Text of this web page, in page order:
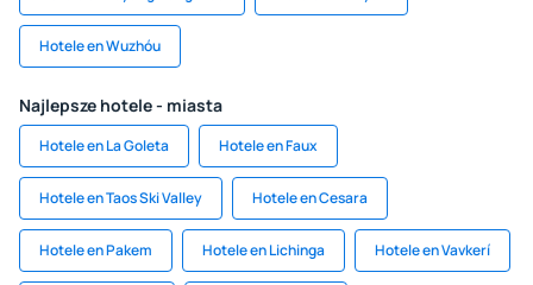
Hotele en Wuzhóu
Najlepsze hotele - miasta
Hotele en La Goleta Hotele en Faux
Hotele en Taos Ski Valley Hotele en Cesara
Hotele en Pakem Hotele en Lichinga Hotele en Vavkerí